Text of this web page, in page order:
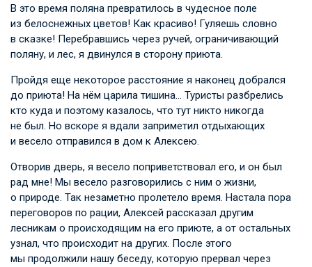
В это время поляна превратилось в чудесное поле
из белоснежных цветов! Как красиво! Гуляешь словно
в сказке! Перебравшись через ручей, ограничивающий
поляну, и лес, я двинулся в сторону приюта.
Пройдя еще некоторое расстояние я наконец добрался
до приюта! На нём царила тишина… Туристы разбрелись
кто куда и поэтому казалось, что тут никто никогда
не был. Но вскоре я вдали заприметил отдыхающих
и весело отправился в дом к Алексею.
Отворив дверь, я весело поприветствовал его, и он был
рад мне! Мы весело разговорились с ним о жизни,
о природе. Так незаметно пролетело время. Настала пора
переговоров по рации, Алексей рассказал другим
лесникам о происходящим на его приюте, а от остальных
узнал, что происходит на других. После этого
мы продолжили нашу беседу, которую прервал через